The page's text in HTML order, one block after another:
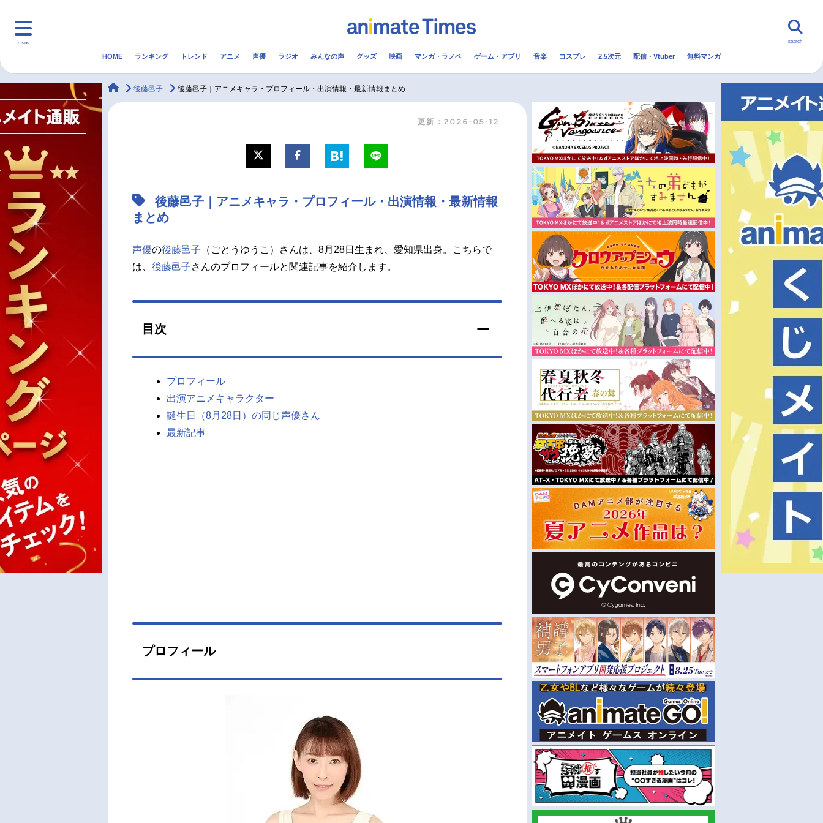
menu
マンガ・ラノベ 2.5次元 配信・Vtuber トレンド 無料マンガ
声優記事一覧
アニメ映画一覧
男性声優/女性声優一覧
今期アニメ曜日別一覧
夏アニメ
秋アニメ
冬アニメ
search
HOME ランキング トレンド アニメ 声優 ラジオ みんなの声 グッズ 映画 マンガ・ラノベ ゲーム・アプリ 音楽 コスプレ 2.5次元 配信・Vtuber 無料マンガ
animateTimes
後藤邑子 後藤邑子｜アニメキャラ・プロフィール・出演情報・最新情報まとめ
更新：2026-05-12
後藤邑子｜アニメキャラ・プロフィール・出演情報・最新情報
まとめ
声優の後藤邑子 （ごとうゆうこ）さんは、8月28日生まれ、愛知県出身。こちらで
は、 後藤邑子さんのプロフィールと関連記事を紹介します。
目次
プロフィール
出演アニメキャラクター
誕生日（8月28日）の同じ声優さん
最新記事
プロフィール